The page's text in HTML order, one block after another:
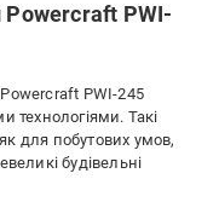
Powercraft PWI-
PWI-245
технологіями. Такі
для побутових умов,
будівельні